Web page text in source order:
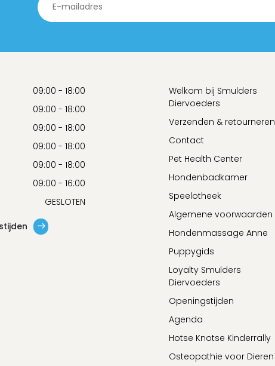
09:00 - 18:00
09:00 - 18:00
09:00 - 18:00
09:00 - 18:00
09:00 - 18:00
09:00 - 16:00
GESLOTEN
Welkom bij Smulders
Diervoeders
Verzenden & retourneren
Contact
Pet Health Center
Hondenbadkamer
Speelotheek
Algemene voorwaarden
Hondenmassage Anne
Puppygids
Loyalty Smulders
Diervoeders
Openingstijden
Agenda
Hotse Knotse Kinderrally
Osteopathie voor Dieren